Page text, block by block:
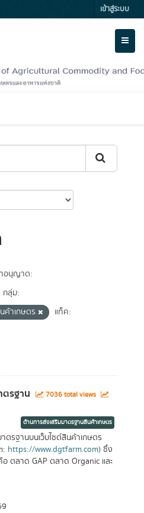
เข้าสู่ระบบ
นุญาต:
กลุ่ม:
ค้าเกษตร
แท็ค:
รฐาน
7036 total views
ด้านการส่งเสริมมาตรฐานสินค้าเกษตร
รฐานบนเว็บไซต์สินค้าเกษตร
https://www.dgtfarm.com) ซึ่ง
ตลาด GAP ตลาด Organic และ